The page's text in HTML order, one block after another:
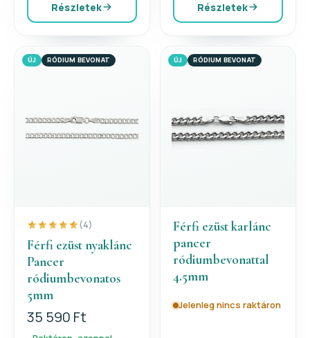
Részletek Részletek
ÚJ RÓDIUM BEVONAT
(4)
Férfi ezüst nyaklánc
Pancer
ródiumbevonatos
5mm
35 590 Ft
ÚJ RÓDIUM BEVONAT
Férfi ezüst karlánc
pancer
ródiumbevonattal
4.5mm
Jelenleg nincs raktáron